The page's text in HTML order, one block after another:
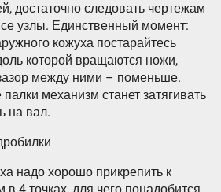
достаточно следовать чертежам
узлы. Единственный момент:
кожуха постарайтесь
которой вращаются ножи,
между ними – поменьше.
механизм станет затягивать
на вал.
надо хорошо прикрепить к